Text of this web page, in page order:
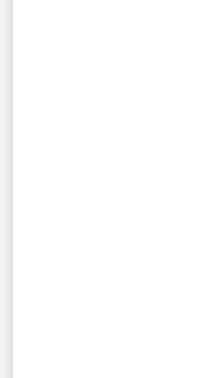
d'antécédents
hémorragie
l'estomac ou du
de maladie du
● de varicelle.
déconseillé en
infections graves de
de traitement
d'autres
risque d'ulcère
hémorragie, par
oraux, des
ISRS, c'est-à-dire
la Recapture de
médicaments
caillots sanguins
anticoagulants tels
vous êtes dans un